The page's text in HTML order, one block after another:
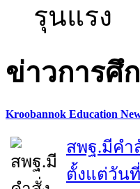
รุนแรง
ข่าวการศึ
Kroobannok Education
สพฐ.มีคำ
ตั้งแต่วัน